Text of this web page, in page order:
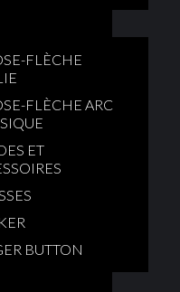
FLÈCHE
FLÈCHE ARC
ET
BUTTON